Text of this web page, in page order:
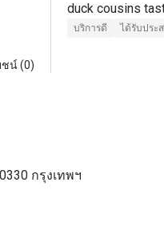
น์ (0)
duck cousins
recommend to
บริการดี ได้รับประ
กรุงเทพฯ